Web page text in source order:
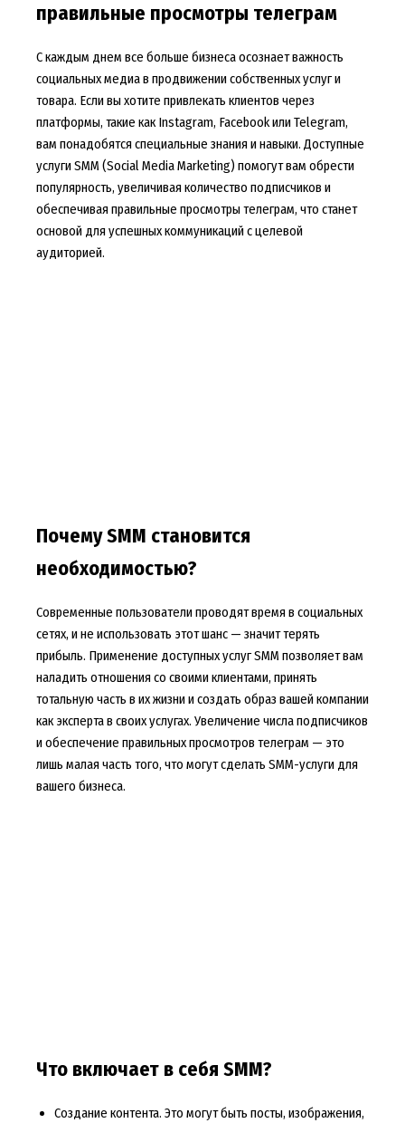
правильные просмотры телеграм
С каждым днем все больше бизнеса осознает важность
социальных медиа в продвижении собственных услуг и
товара. Если вы хотите привлекать клиентов через
платформы, такие как Instagram, Facebook или Telegram,
вам понадобятся специальные знания и навыки. Доступные
услуги SMM (Social Media Marketing) помогут вам обрести
популярность, увеличивая количество подписчиков и
обеспечивая правильные просмотры телеграм, что станет
основой для успешных коммуникаций с целевой
аудиторией.
Почему SMM становится
необходимостью?
Современные пользователи проводят время в социальных
сетях, и не использовать этот шанс — значит терять
прибыль. Применение доступных услуг SMM позволяет вам
наладить отношения со своими клиентами, принять
тотальную часть в их жизни и создать образ вашей компании
как эксперта в своих услугах. Увеличение числа подписчиков
и обеспечение правильных просмотров телеграм — это
лишь малая часть того, что могут сделать SMM-услуги для
вашего бизнеса.
Что включает в себя SMM?
Создание контента. Это могут быть посты, изображения,